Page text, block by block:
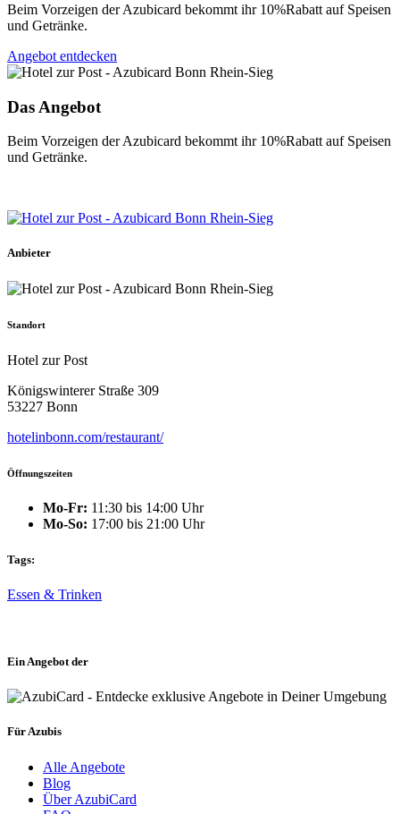
Beim Vorzeigen der Azubicard bekommt ihr 10%Rabatt auf Speisen
und Getränke.
Angebot entdecken
Das Angebot
Beim Vorzeigen der Azubicard bekommt ihr 10%Rabatt auf Speisen
und Getränke.
Anbieter
Standort
Hotel zur Post
Königswinterer Straße 309
53227 Bonn
hotelinbonn.com/restaurant/
Öffnungszeiten
Mo-Fr: 11:30 bis 14:00 Uhr
Mo-So: 17:00 bis 21:00 Uhr
Tags:
Essen & Trinken
Ein Angebot der
Für Azubis
Alle Angebote
Blog
Über AzubiCard